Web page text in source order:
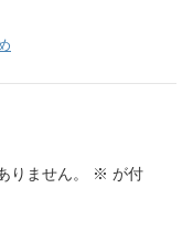
りません。 ※ が付